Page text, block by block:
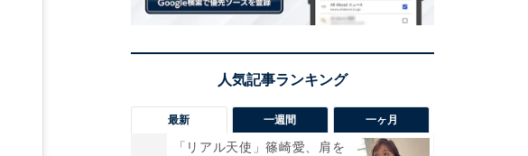
最新 一週間 一ヶ月
「リアル天使」篠崎愛、肩を